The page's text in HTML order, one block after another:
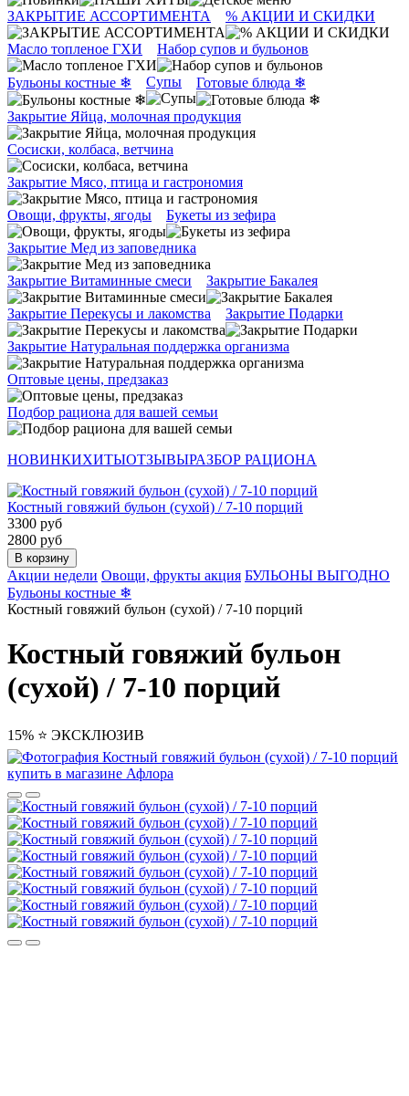
ЗАКРЫТИЕ АССОРТИМЕНТА % АКЦИИ И СКИДКИ
Масло топленое ГХИ Набор супов и бульонов
Бульоны костные ❄ Супы Готовые блюда ❄
Закрытие Яйца, молочная продукция
Сосиски, колбаса, ветчина
Закрытие Мясо, птица и гастрономия
Овощи, фрукты, ягоды Букеты из зефира
Закрытие Мед из заповедника
Закрытие Витаминные смеси Закрытие Бакалея
Закрытие Перекусы и лакомства Закрытие Подарки
Закрытие Натуральная поддержка организма
Оптовые цены, предзаказ
Подбор рациона для вашей семьи
НОВИНКИХИТЫОТЗЫВЫРАЗБОР РАЦИОНА
Костный говяжий бульон (сухой) / 7-10 порций
3300 руб
2800 руб
В корзину
Акции недели Овощи, фрукты акция БУЛЬОНЫ ВЫГОДНО
Бульоны костные ❄
Костный говяжий бульон (сухой) / 7-10 порций
Костный говяжий бульон
(сухой) / 7-10 порций
15% ⭐️ ЭКСКЛЮЗИВ